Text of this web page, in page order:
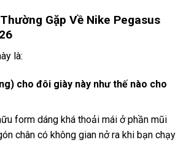
Gặp Về Nike Pegasus
là:
cho đôi giày này như thế nào cho
form dáng khá thoải mái ở phần mũi
chân có không gian nở ra khi bạn chạy